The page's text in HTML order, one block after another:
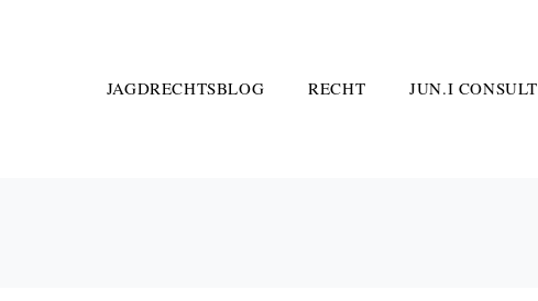
JAGDRECHTSBLOG RECHT JUN.I CONSULT